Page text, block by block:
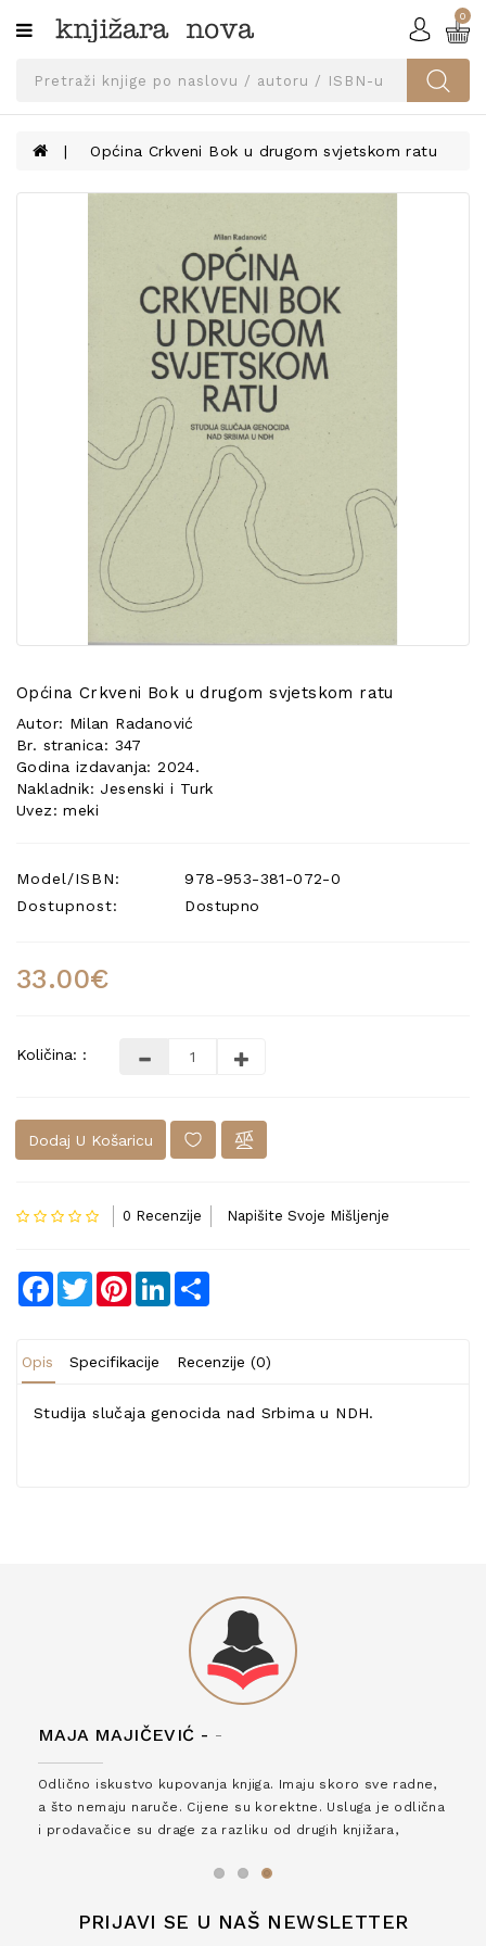
Kategorije
SVEUČILIŠNA
UDŽBENICI
KNJIGE
KONTAKT
0
Općina Crkveni Bok u drugom svjetskom ratu
Općina Crkveni Bok u drugom svjetskom ratu
Autor: Milan Radanović
Br. stranica: 347
Godina izdavanja: 2024.
Nakladnik: Jesenski i Turk
Uvez: meki
Model/ISBN:
978-953-381-072-0
Dostupnost:
Dostupno
33.00€
Količina: :
Dodaj U Košaricu
0 Recenzije Napišite Svoje Mišljenje
Facebook
TwitterPinterestLinkedIn
Opis Specifikacije Recenzije (0)
Studija slučaja genocida nad Srbima u NDH.
MAJA MAJIČEVIĆ - -
Odlično iskustvo kupovanja knjiga. Imaju skoro sve radne,
a što nemaju naruče. Cijene su korektne. Usluga je odlična
i prodavačice su drage za razliku od drugih knjižara,
PRIJAVI SE U NAŠ NEWSLETTER